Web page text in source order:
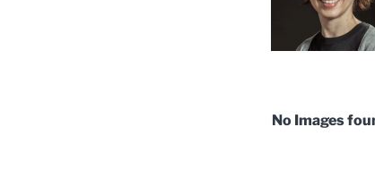
No Images